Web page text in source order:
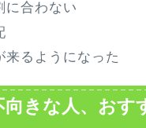
に合わない
来るようになった
きな人、おす